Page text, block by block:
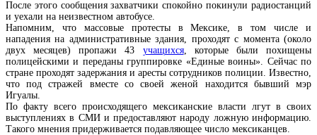
После этого сообщения захватчики спокойно покинули радиостанций
и уехали на неизвестном автобусе.
Напомним, что массовые протесты в Мексике, в том числе и
нападения на административные здания, проходят с момента (около
двух месяцев) пропажи 43 учащихся, которые были похищены
полицейскими и переданы группировке «Единые воины». Сейчас по
стране проходят задержания и аресты сотрудников полиции. Известно,
что под стражей вместе со своей женой находится бывший мэр
Игуалы.
По факту всего происходящего мексиканские власти лгут в своих
выступлениях в СМИ и предоставляют народу ложную информацию.
Такого мнения придерживается подавляющее число мексиканцев.